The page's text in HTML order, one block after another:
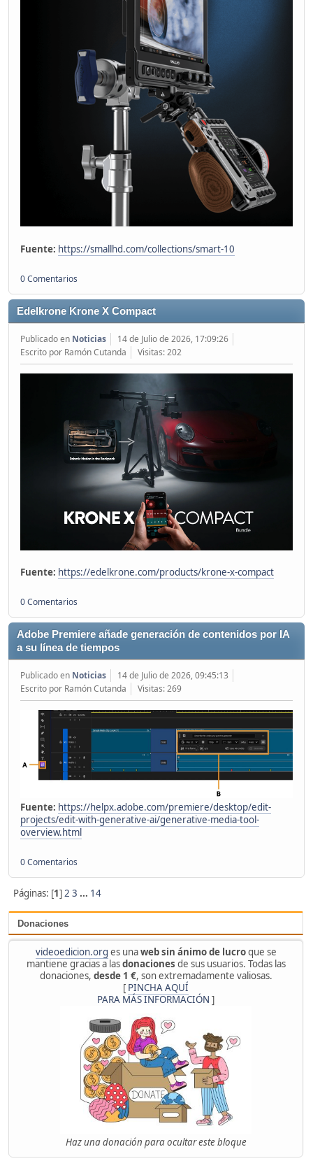
Donaciones
videoedicion.org es unaweb sin ánimo de lucroque se
mantiene gracias a lasdonaciones de sus usuarios. Todas las
donaciones, desde 1 €, son extremadamente valiosas.
[ PINCHA AQUÍ
PARA MÁS INFORMACIÓN ]
Haz una donación para ocultar este bloque
Fuente: https://smallhd.com/collections/smart-10
0 Comentarios
Edelkrone Krone X Compact
Publicado en Noticias
14 de Julio de 2026, 17:09:26
Escrito por Ramón Cutanda
Visitas: 202
Fuente: https://edelkrone.com/products/krone-x-compact
0 Comentarios
Adobe Premiere añade generación de contenidos por IA
a su línea de tiempos
Publicado en Noticias
14 de Julio de 2026, 09:45:13
Escrito por Ramón Cutanda
Visitas: 269
Fuente: https://helpx.adobe.com/premiere/desktop/edit-
projects/edit-with-generative-ai/generative-media-tool-
overview.html
0 Comentarios
Páginas: [1]2 3 ... 14